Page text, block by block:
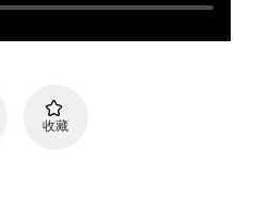
收藏